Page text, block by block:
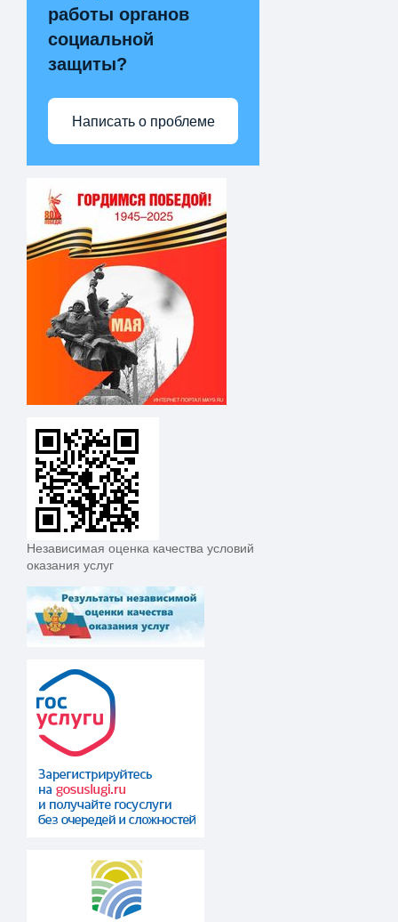
работы органов
социальной
защиты?
Написать о проблеме
Независимая оценка качества условий
оказания услуг